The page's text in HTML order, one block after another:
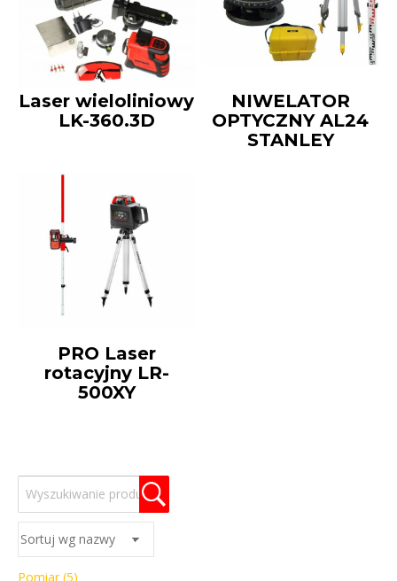
Laser wieloliniowy
LK-360.3D
NIWELATOR
OPTYCZNY AL24
STANLEY
PRO Laser
rotacyjny LR-
500XY
Pomiar(5)